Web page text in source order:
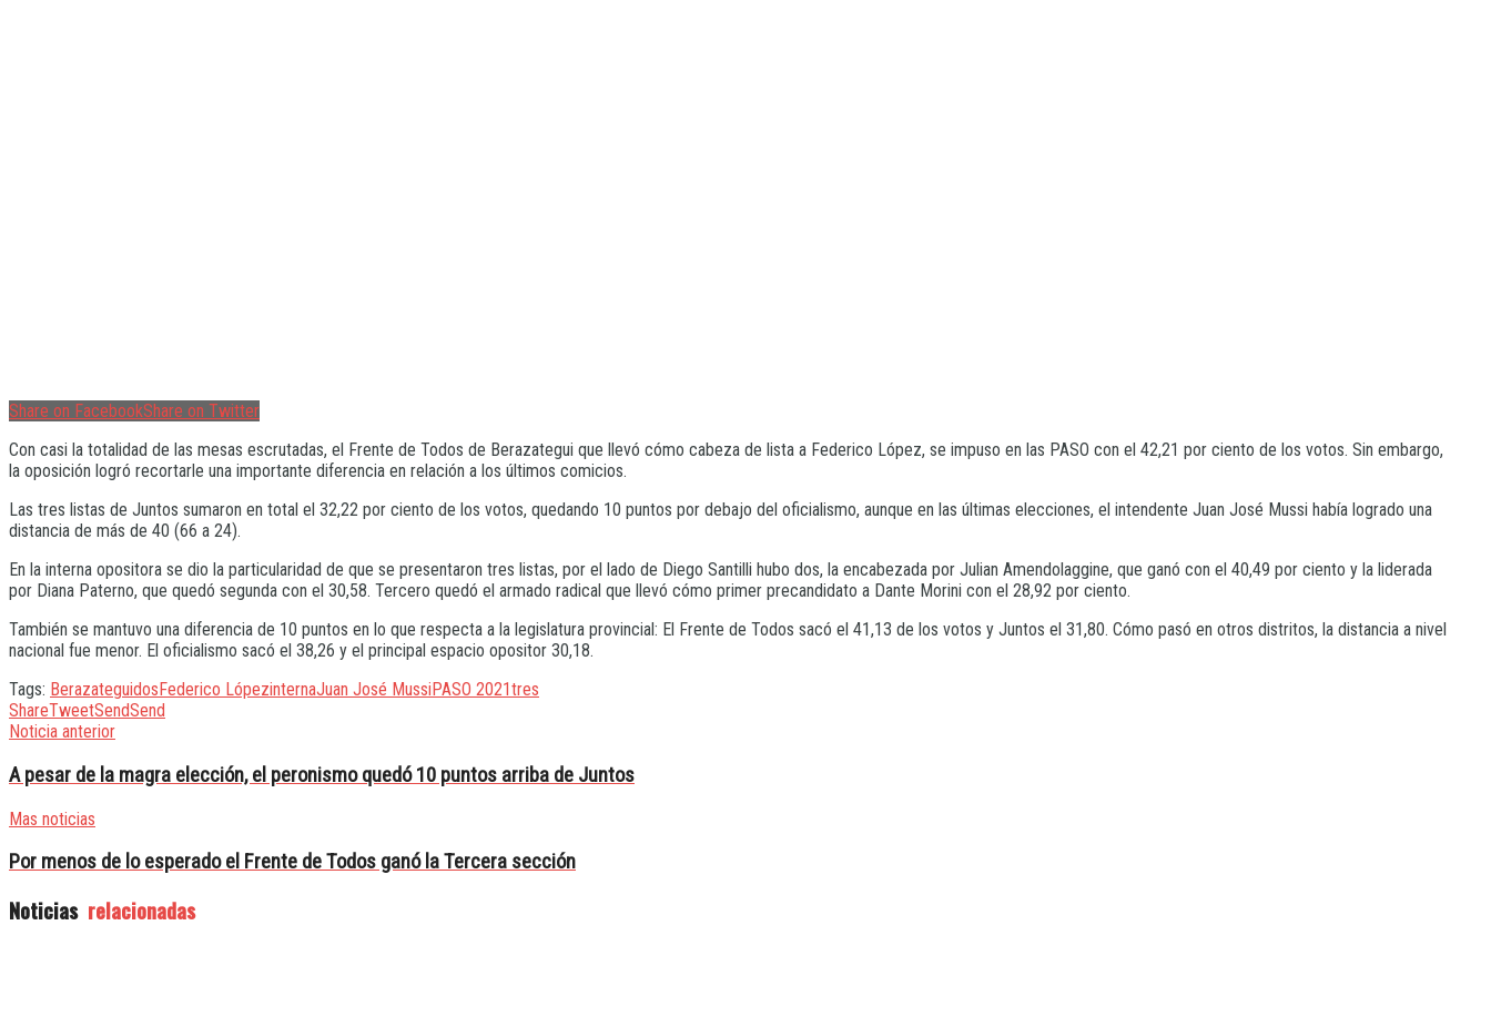
Share on FacebookShare on Twitter
Con casi la totalidad de las mesas escrutadas, el Frente de Todos de Berazategui que llevó cómo cabeza de lista a Federico López, se impuso en las PASO con el 42,21 por ciento de los votos. Sin embargo,
la oposición logró recortarle una importante diferencia en relación a los últimos comicios.
Las tres listas de Juntos sumaron en total el 32,22 por ciento de los votos, quedando 10 puntos por debajo del oficialismo, aunque en las últimas elecciones, el intendente Juan José Mussi había logrado una
distancia de más de 40 (66 a 24).
En la interna opositora se dio la particularidad de que se presentaron tres listas, por el lado de Diego Santilli hubo dos, la encabezada por Julian Amendolaggine, que ganó con el 40,49 por ciento y la liderada
por Diana Paterno, que quedó segunda con el 30,58. Tercero quedó el armado radical que llevó cómo primer precandidato a Dante Morini con el 28,92 por ciento.
También se mantuvo una diferencia de 10 puntos en lo que respecta a la legislatura provincial: El Frente de Todos sacó el 41,13 de los votos y Juntos el 31,80. Cómo pasó en otros distritos, la distancia a nivel
nacional fue menor. El oficialismo sacó el 38,26 y el principal espacio opositor 30,18.
Tags: Berazateguidos Federico LópezinternaJuan José Mussi PASO 2021tres
ShareTweetSendSend
Noticia anterior
A pesar de la magra elección, el peronismo quedó 10 puntos arriba de Juntos
Mas noticias
Por menos de lo esperado el Frente de Todos ganó la Tercera sección
Noticias relacionadas